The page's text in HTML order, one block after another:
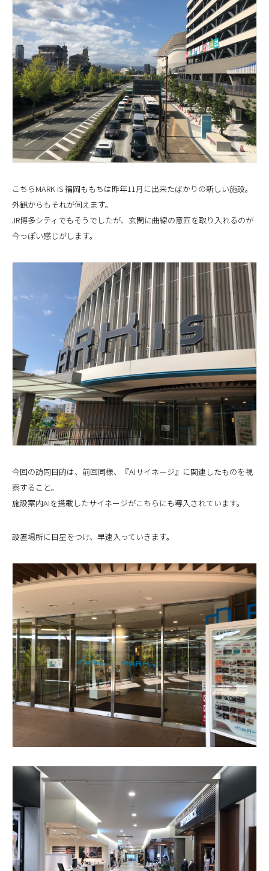
こちらMARK IS 福岡ももちは昨年11月に出来たばかりの新しい施設。
外観からもそれが伺えます。
JR博多シティでもそうでしたが、玄関に曲線の意匠を取り入れるのが
今っぽい感じがします。
今回の訪問目的は、前回同様、『AIサイネージ』に関連したものを視
察すること。
施設案内AIを搭載したサイネージがこちらにも導入されています。
設置場所に目星をつけ、早速入っていきます。